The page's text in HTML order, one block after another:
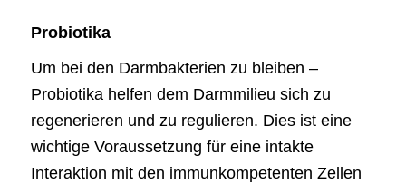
Probiotika
Um bei den Darmbakterien zu bleiben –
Probiotika helfen dem Darmmilieu sich zu
regenerieren und zu regulieren. Dies ist eine
wichtige Voraussetzung für eine intakte
Interaktion mit den immunkompetenten Zellen